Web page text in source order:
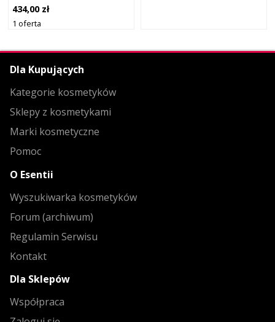
434,00 zł
1 oferta
Dla Kupujących
Kategorie kosmetyków
Sklepy z kosmetykami
Marki kosmetyczne
Pomoc
O Esentii
Wyszukiwarka kosmetyków
Forum (archiwum)
Regulamin Serwisu
Kontakt
Dla Sklepów
Współpraca